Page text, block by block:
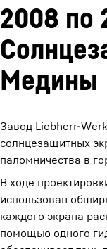
2008 по
Медины
Завод Liebherr-
солнцезащитных
паломничества в
В ходе
использован
каждого экрана
помощью одного